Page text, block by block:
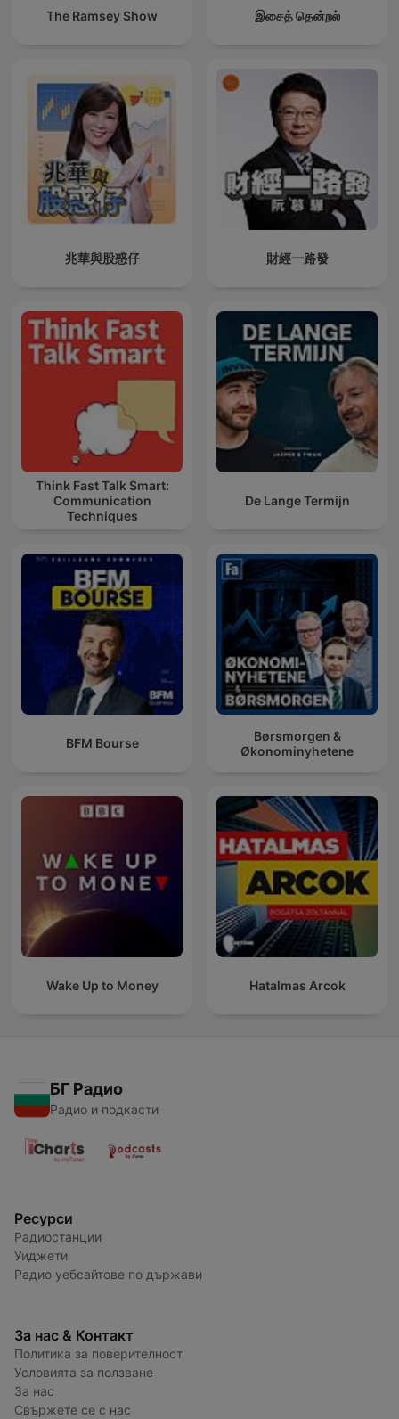
The Ramsey Show இசைத் தென்றல்
兆華與股惑仔 財經一路發
Think Fast Talk Smart:
Communication
Techniques
De Lange Termijn
BFM Bourse
Børsmorgen &
Økonominyhetene
Wake Up to Money Hatalmas Arcok
БГ Радио
Радио и подкасти
Ресурси
Радиостанции
Уиджети
Радио уебсайтове по държави
За нас & Контакт
Политика за поверителност
Условията за ползване
За нас
Свържете се с нас